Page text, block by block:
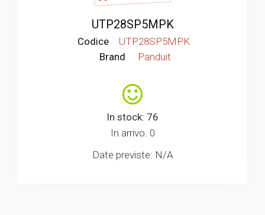
UTP28SP5MPK
Codice
UTP28SP5MPK
Brand
Panduit
In stock: 76
In arrivo: 0
Date previste: N/A